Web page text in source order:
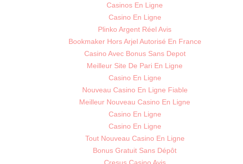
Casinos En Ligne
Casino En Ligne
Plinko Argent Réel Avis
Bookmaker Hors Arjel Autorisé En France
Casino Avec Bonus Sans Depot
Meilleur Site De Pari En Ligne
Casino En Ligne
Nouveau Casino En Ligne Fiable
Meilleur Nouveau Casino En Ligne
Casino En Ligne
Casino En Ligne
Tout Nouveau Casino En Ligne
Bonus Gratuit Sans Dépôt